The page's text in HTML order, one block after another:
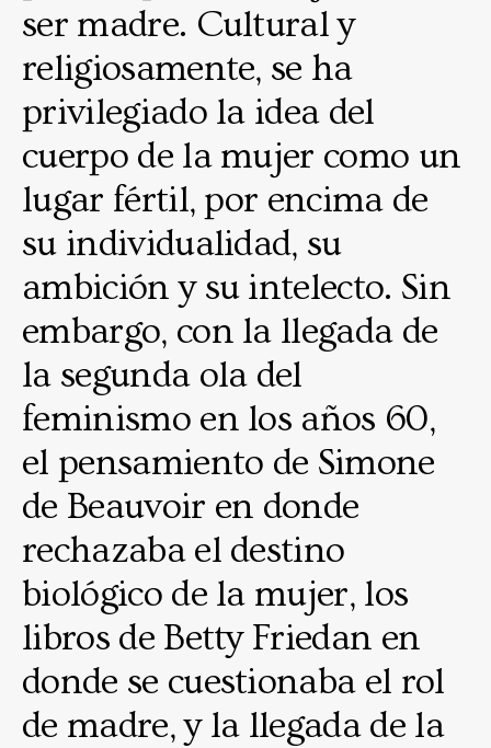
ser madre. Cultural y
religiosamente, se ha
privilegiado la idea del
cuerpo de la mujer como un
lugar fértil, por encima de
su individualidad, su
ambición y su intelecto. Sin
embargo, con la llegada de
la segunda ola del
feminismo en los años 60,
el pensamiento de Simone
de Beauvoir en donde
rechazaba el destino
biológico de la mujer, los
libros de Betty Friedan en
donde se cuestionaba el rol
de madre, y la llegada de la